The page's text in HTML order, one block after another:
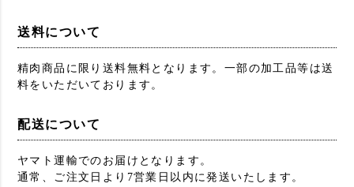
送料について
精肉商品に限り送料無料となります。一部の加工品等は送
料をいただいております。
配送について
ヤマト運輸でのお届けとなります。
通常、ご注文日より7営業日以内に発送いたします。